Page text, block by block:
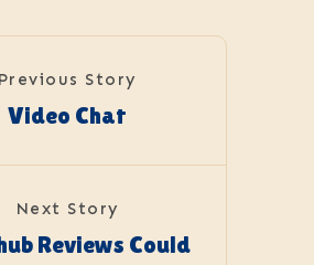
Previous Story
Video Chat
Next Story
Reviews Could